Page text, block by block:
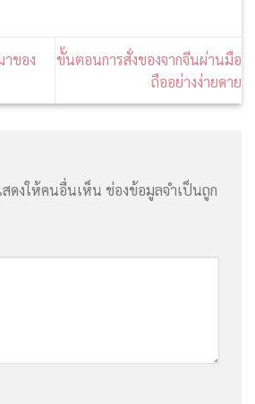
ของ
ขั้นตอนการสั่งของจากจีนผ่านมือ
ถืออย่างง่ายดาย
ดงให้คนอื่นเห็น ช่องข้อมูลจำเป็นถูก